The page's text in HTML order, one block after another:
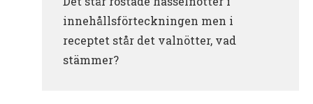
innehållsförteckningen men i
receptet står det valnötter, vad
stämmer?